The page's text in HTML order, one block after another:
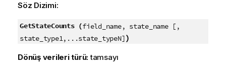
Söz Dizimi:
GetStateCounts (field_name, state_name [,
state_type1,...state_typeN])
Dönüş verileri türü:tamsayı